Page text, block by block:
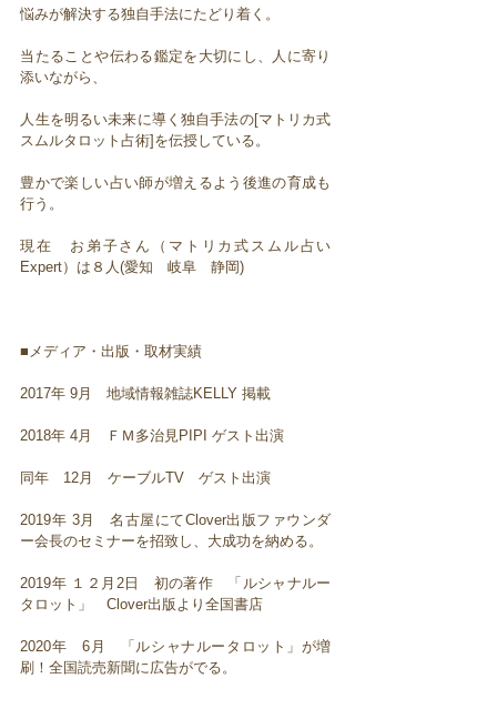
悩みが解決する独自手法にたどり着く。
当たることや伝わる鑑定を大切にし、人に寄り
添いながら、
人生を明るい未来に導く独自手法の[マトリカ式
スムルタロット占術]を伝授している。
豊かで楽しい占い師が増えるよう後進の育成も
行う。
現在 お弟子さん（マトリカ式スムル占い
Expert）は８人(愛知 岐阜 静岡)
■メディア・出版・取材実績
2017年 9月 地域情報雑誌KELLY 掲載
2018年 4月 ＦＭ多治見PIPI ゲスト出演
同年 12月 ケーブルTV ゲスト出演
2019年 3月 名古屋にてClover出版ファウンダ
ー会長のセミナーを招致し、大成功を納める。
2019年 １２月2日 初の著作 「ルシャナルー
タロット」 Clover出版より全国書店
2020年 6月 「ルシャナルータロット」が増
刷！全国読売新聞に広告がでる。